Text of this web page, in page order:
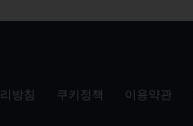
방침 쿠키정책 이용약관